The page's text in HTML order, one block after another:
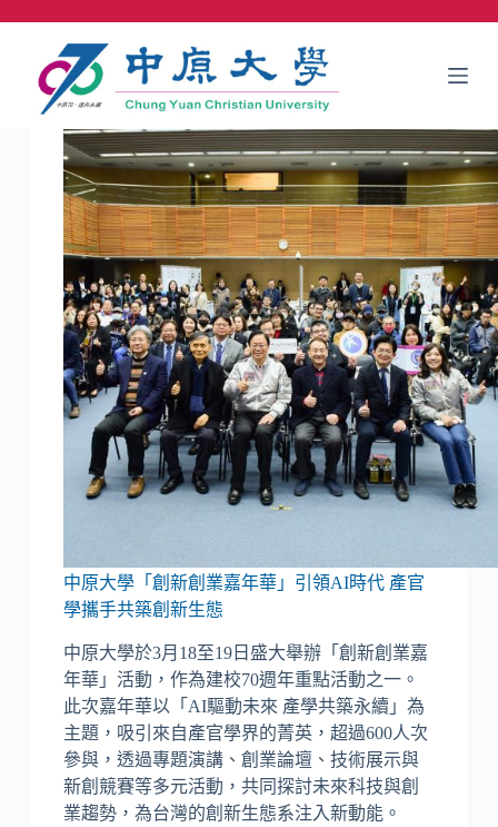
跳
主
中原大學「創新創業嘉年華」引領AI時代 產官
學攜手共築創新生態
中原大學於3月18至19日盛大舉辦「創新創業嘉
年華」活動，作為建校70週年重點活動之一。
此次嘉年華以「AI驅動未來 產學共築永續」為
主題，吸引來自產官學界的菁英，超過600人次
參與，透過專題演講、創業論壇、技術展示與
新創競賽等多元活動，共同探討未來科技與創
業趨勢，為台灣的創新生態系注入新動能。